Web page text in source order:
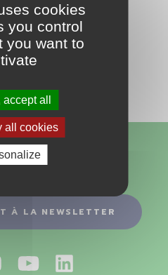
suivre
À LA NEWSLETTER
cookies
you control
you want to
all
all cookies